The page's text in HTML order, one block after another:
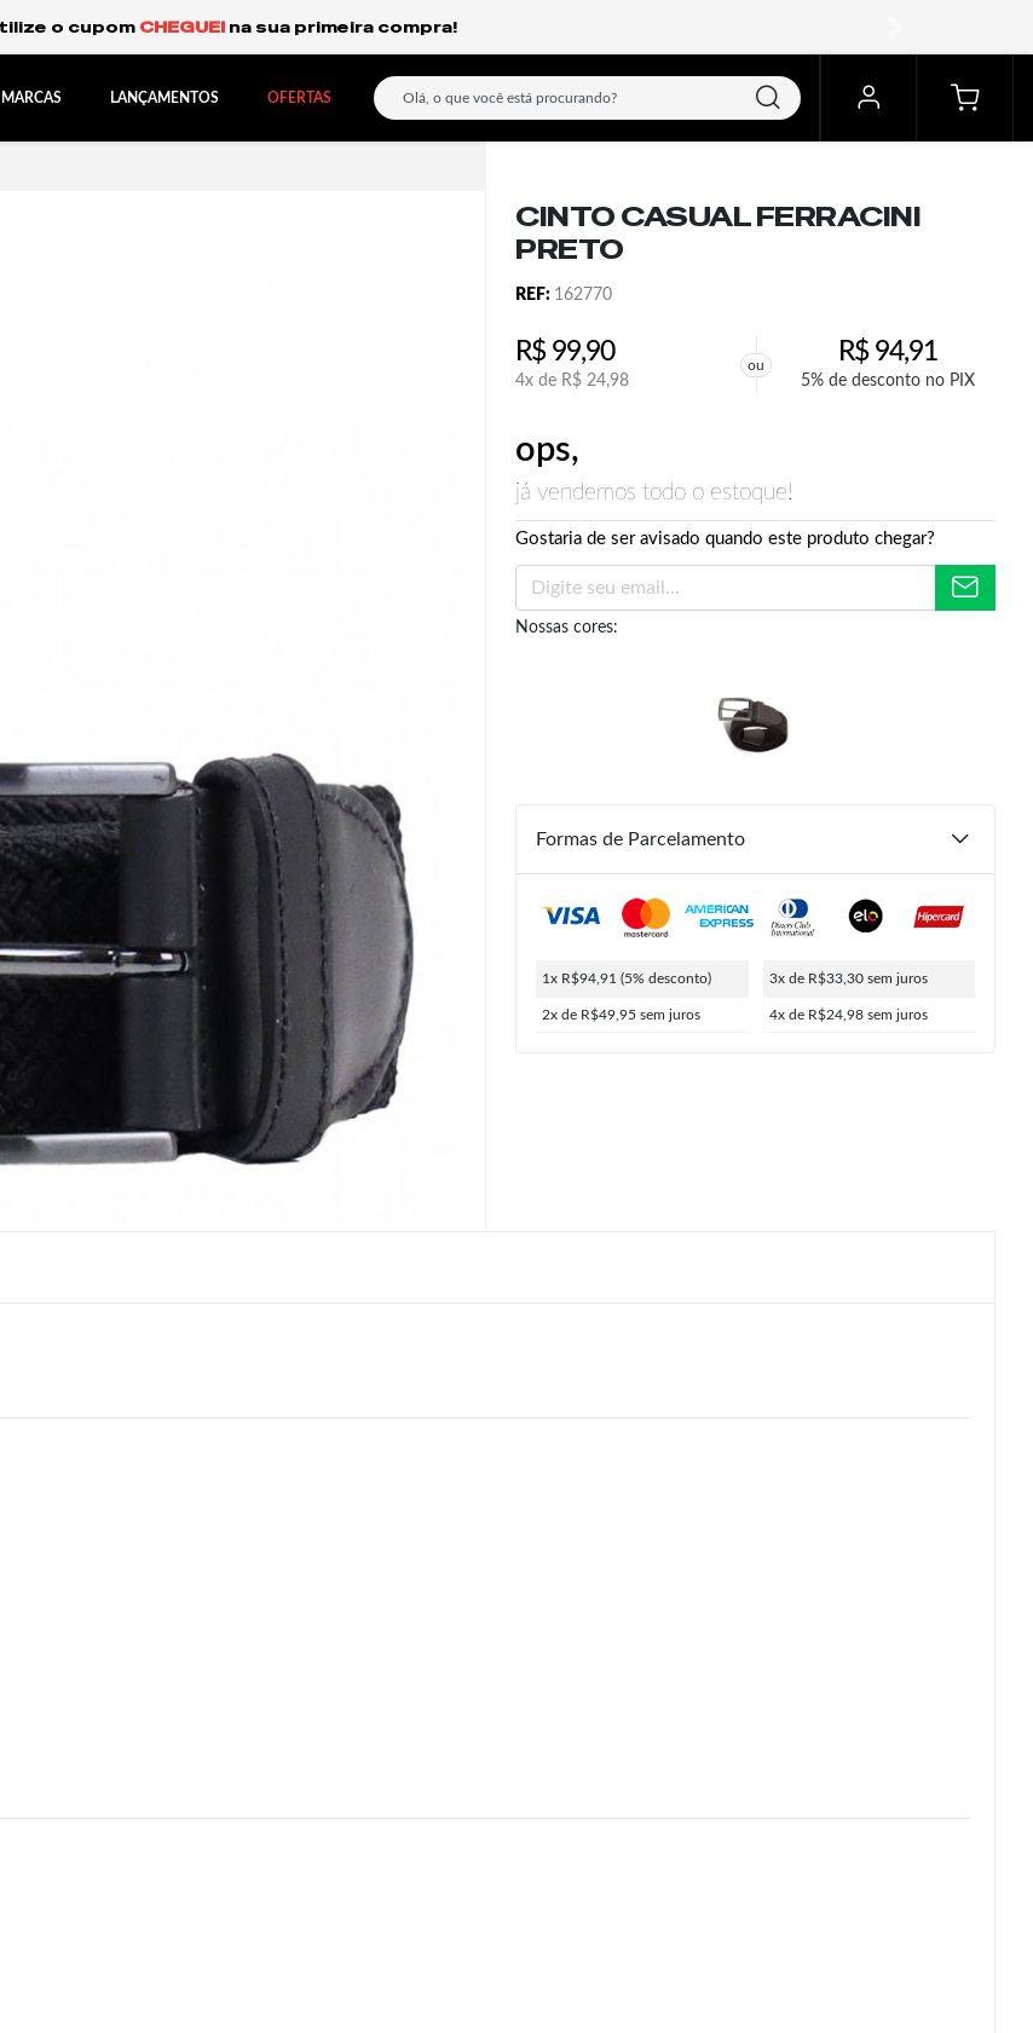
Frete Grátis Expresso para o Sul e São Paulo.
MARCAS LANÇAMENTOS OFERTAS
CINTO CASUAL FERRACINI
PRETO
REF: 162770
R$99,90
4x de R$ 24,98
ou R$94,91
5% de desconto no PIX
ops,
já vendemos todo o estoque!
Gostaria de ser avisado quando este produto chegar?
Nossas cores:
Formas de Parcelamento
1x R$94,91 (5% desconto)
2x de R$49,95 sem juros
3x de R$33,30 sem juros
4x de R$24,98 sem juros